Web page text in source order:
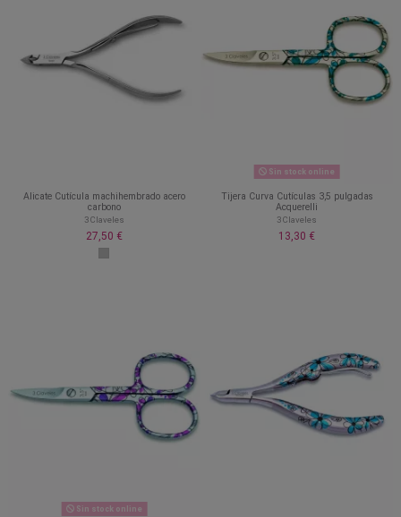
Alicate Cutícula machihembrado acero
carbono
3 Claveles
27,50 €
Sin stock online
Tijera Curva Cutículas 3,5 pulgadas
Acquerelli
3 Claveles
13,30 €
Sin stock online